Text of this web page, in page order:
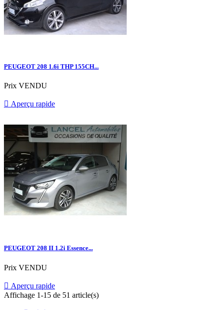
PEUGEOT 208 1.6i THP 155CH...
Prix VENDU
 Aperçu rapide
PEUGEOT 208 II 1.2i Essence...
Prix VENDU
 Aperçu rapide
Affichage 1-15 de 51 article(s)